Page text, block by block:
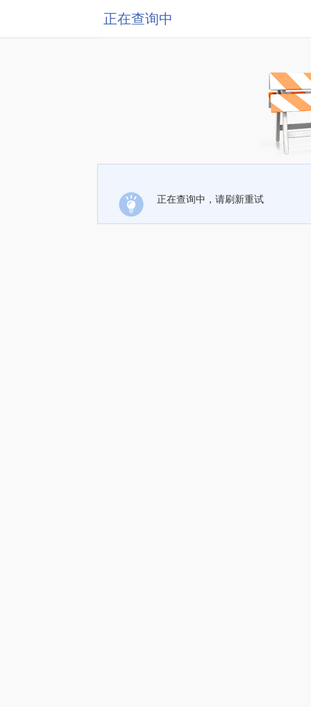
正在查询中
正在查询中，请刷新重试